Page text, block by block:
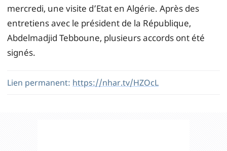
mercredi, une visite d’Etat en Algérie. Après des
entretiens avec le président de la République,
Abdelmadjid Tebboune, plusieurs accords ont été
signés.
Lien permanent: https://nhar.tv/HZOcL